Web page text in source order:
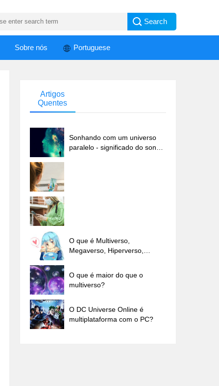
Sobre nós Portuguese
Artigos
Quentes
Sonhando com um universo
paralelo - significado do sonho
O que é Multiverso,
Megaverso, Hiperverso,
O que é maior do que o
multiverso?
O DC Universe Online é
multiplataforma com o PC?